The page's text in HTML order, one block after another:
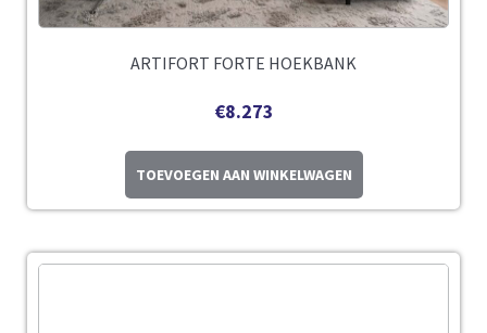
ARTIFORT FORTE HOEKBANK
€8.273
TOEVOEGEN AAN WINKELWAGEN